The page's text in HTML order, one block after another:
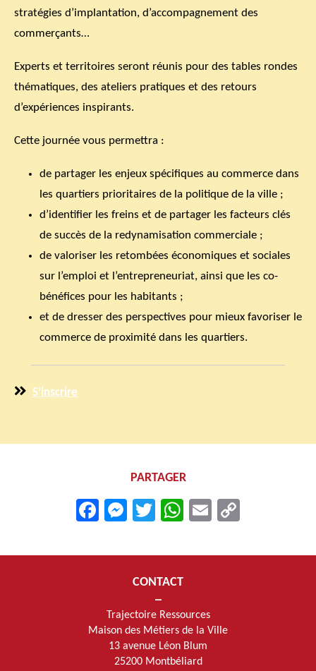
stratégies d’implantation, d’accompagnement des
commerçants…
Experts et territoires seront réunis pour des tables rondes
thématiques, des ateliers pratiques et des retours
d’expériences inspirants.
Cette journée vous permettra :
de partager les enjeux spécifiques au commerce dans
les quartiers prioritaires de la politique de la ville ;
d’identifier les freins et de partager les facteurs clés
de succès de la redynamisation commerciale ;
de valoriser les retombées économiques et sociales
sur l’emploi et l’entrepreneuriat, ainsi que les co-
bénéfices pour les habitants ;
et de dresser des perspectives pour mieux favoriser le
commerce de proximité dans les quartiers.
S’inscrire
PARTAGER
Facebook
Messenger
TwitterWhatsApp
Email
CONTACT
Trajectoire Ressources
Maison des Métiers de la Ville
13 avenue Léon Blum
25200 Montbéliard